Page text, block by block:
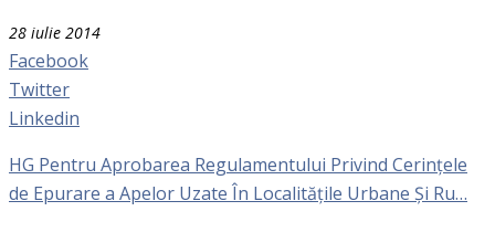
28 iulie 2014
Facebook
Twitter
Linkedin
HG Pentru Aprobarea Regulamentului Privind Cerinţele
de Epurare a Apelor Uzate În Localităţile Urbane Şi Ru…